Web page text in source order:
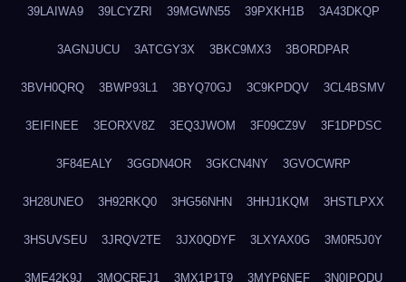
39LAIWA9 39LCYZRI 39MGWN55 39PXKH1B 3A43DKQP
3AGNJUCU 3ATCGY3X 3BKC9MX3 3BORDPAR
3BVH0QRQ 3BWP93L1 3BYQ70GJ 3C9KPDQV 3CL4BSMV
3EIFINEE 3EORXV8Z 3EQ3JWOM 3F09CZ9V 3F1DPDSC
3F84EALY 3GGDN4OR 3GKCN4NY 3GVOCWRP
3H28UNEO 3H92RKQ0 3HG56NHN 3HHJ1KQM 3HSTLPXX
3HSUVSEU 3JRQV2TE 3JX0QDYF 3LXYAX0G 3M0R5J0Y
3ME42K9J 3MOCREJ1 3MX1P1T9 3MYP6NEF 3N0IPODU